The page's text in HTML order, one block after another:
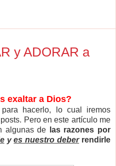
y ADORAR a
exaltar a Dios?
hacerlo, lo cual iremos
Pero en este artículo me
algunas de
las razones por
yes nuestro deberrendirle